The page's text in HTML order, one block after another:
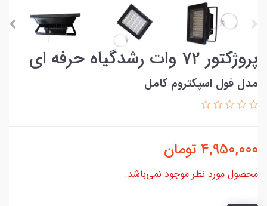
پروژکتور 72 وات رشدگیاه حرفه ای
مدل فول اسپکتروم کامل
4,950,000 تومان
محصول مورد نظر موجود نمی‌باشد.